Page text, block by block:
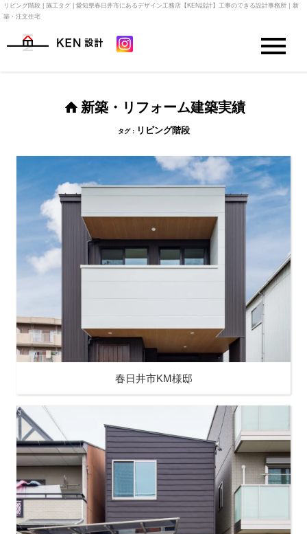
リビング階段 | 施工タグ | 愛知県春日井市にあるデザイン工務店【KEN設計】工事のできる設計事務所｜新
築・注文住宅
新築・リフォーム建築実績
タグ： リビング階段
春日井市KM様邸